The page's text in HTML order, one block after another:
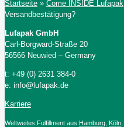
Startseite » Come INSIDE Lufapak
Versandbestätigung?
Lufapak GmbH
Carl-Borgward-Straße 20
56566 Neuwied – Germany
t: +49 (0) 2631 384-0
e: info@lufapak.de
Karriere
Weltweites Fulfillment aus Hamburg Köln